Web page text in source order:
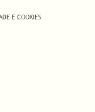
E COOKIES